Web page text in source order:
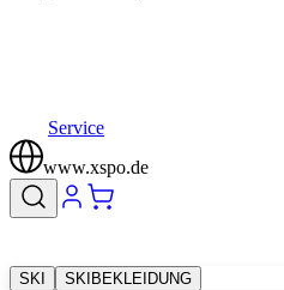
Service
www.xspo.de
SKI SKIBEKLEIDUNG